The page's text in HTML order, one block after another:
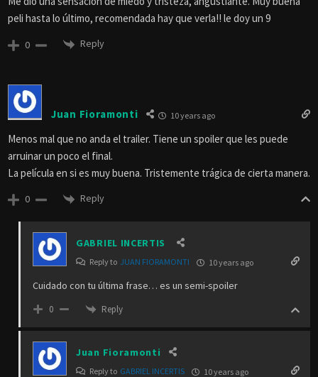
peli hasta lo último, recomendada hay que verla!! le doy un 9
0 Reply
Juan Fioramonti 10 years ago
Menos mal que no anda el trailer. Tiene un spoiler que les puede
arruinar un poco el final.
La película en si es muy buena. Tristemente trágica de cierta manera.
0 Reply
GABRIEL INCERTIS
Reply to JUAN FIORAMONTI 10 years ago
Cuidado con tu última frase… es un semi-spoiler
0 Reply
Juan Fioramonti
Reply to GABRIEL INCERTIS 10 years ago